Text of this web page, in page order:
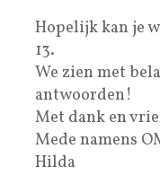
Hopelijk kan je
13.
We zien met
antwoorden!
Met dank en
Mede namens
Hilda